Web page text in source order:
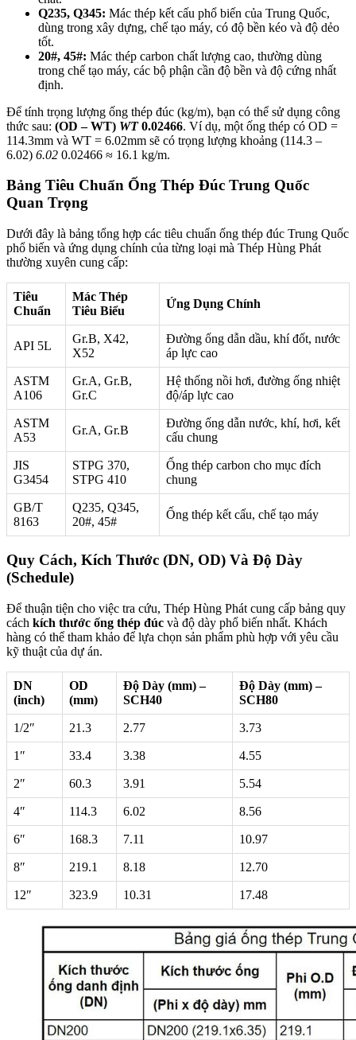
Q235, Q345: Mác thép kết cấu phổ biến của Trung Quốc,
dùng trong xây dựng, chế tạo máy, có độ bền kéo và độ dẻo
tốt.
20#, 45#: Mác thép carbon chất lượng cao, thường dùng
trong chế tạo máy, các bộ phận cần độ bền và độ cứng nhất
định.
Để tính trọng lượng ống thép đúc (kg/m), bạn có thể sử dụng công
thức sau: (OD – WT) WT0.02466. Ví dụ, một ống thép có OD =
114.3mm và WT = 6.02mm sẽ có trọng lượng khoảng (114.3 –
6.02) 6.02 0.02466 ≈ 16.1 kg/m.
Bảng Tiêu Chuẩn Ống Thép Đúc Trung Quốc
Quan Trọng
Dưới đây là bảng tổng hợp các tiêu chuẩn ống thép đúc Trung Quốc
phổ biến và ứng dụng chính của từng loại mà Thép Hùng Phát
thường xuyên cung cấp:
Tiêu
Chuẩn
Mác Thép
Tiêu Biểu
Ứng Dụng Chính
API 5L
Gr.B, X42,
X52
Đường ống dẫn dầu, khí đốt, nước
áp lực cao
ASTM
A106
Gr.A, Gr.B,
Gr.C
Hệ thống nồi hơi, đường ống nhiệt
độ/áp lực cao
ASTM
A53
Gr.A, Gr.B
Đường ống dẫn nước, khí, hơi, kết
cấu chung
JIS
G3454
STPG 370,
STPG 410
Ống thép carbon cho mục đích
chung
GB/T
8163
Q235, Q345,
20#, 45#
Ống thép kết cấu, chế tạo máy
Quy Cách, Kích Thước (DN, OD) Và Độ Dày
(Schedule)
Để thuận tiện cho việc tra cứu, Thép Hùng Phát cung cấp bảng quy
cách kích thước ống thép đúc và độ dày phổ biến nhất. Khách
hàng có thể tham khảo để lựa chọn sản phẩm phù hợp với yêu cầu
kỹ thuật của dự án.
DN
(inch)
OD
(mm)
Độ Dày (mm) –
SCH40
Độ Dày (mm) –
SCH80
1/2″ 21.3 2.77 3.73
1″ 33.4 3.38 4.55
2″ 60.3 3.91 5.54
4″ 114.3 6.02 8.56
6″ 168.3 7.11 10.97
8″ 219.1 8.18 12.70
12″ 323.9 10.31 17.48